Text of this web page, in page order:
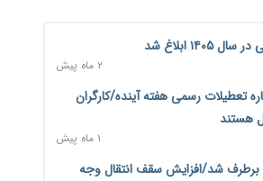
۱ روز پیش
کارت» برای دانشجویان تحصیلات تکمیلی
۱ روز پیش
بانکی؛ افزایش سپرده قانونی با هدف
ابلاغ شد
۲ ماه پیش
تعطیلات رسمی هفته آینده/کارگران
۱ ماه پیش
خدمات ۴ بانک برطرف شد/افزایش سقف انتقال وجه